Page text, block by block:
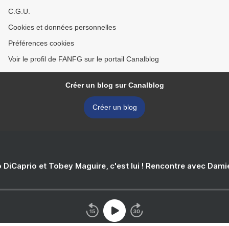
C.G.U.
Cookies et données personnelles
Préférences cookies
Voir le profil de FANFG sur le portail Canalblog
Créer un blog sur Canalblog
Créer un blog
DiCaprio et Tobey Maguire, c'est lui ! Rencontre avec